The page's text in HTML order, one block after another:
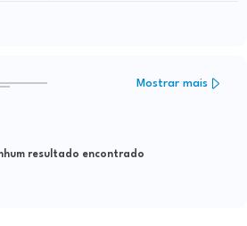
Mostrar mais
resultado encontrado